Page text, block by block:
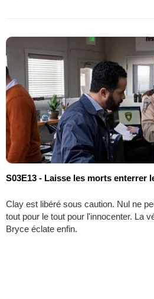
S03E13 - Laisse les morts enterrer
Clay est libéré sous caution. Nul ne
tout pour le tout pour l'innocenter. La
Bryce éclate enfin.